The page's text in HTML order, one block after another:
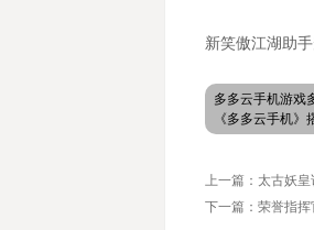
新笑傲江湖助
多多云手机游戏
《多多云手机
上一篇：太古妖
下一篇：荣誉指